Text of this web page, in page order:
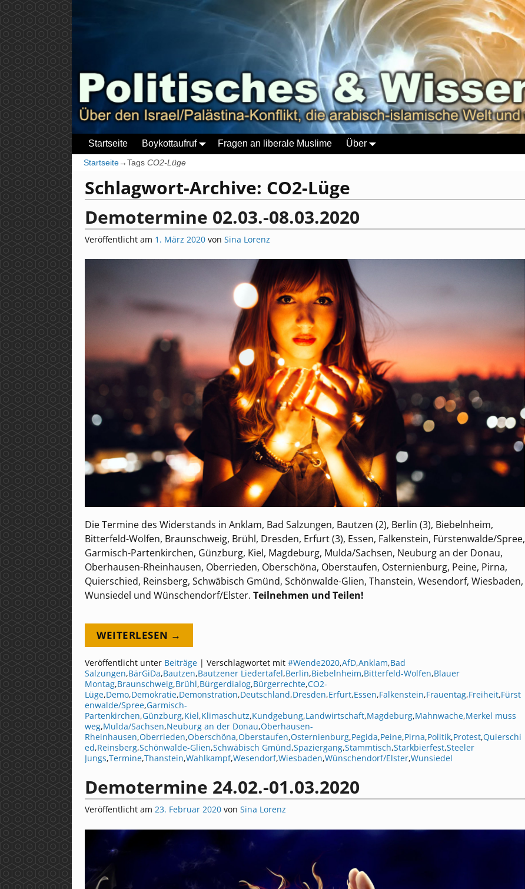
Startseite Boykottaufruf Fragen an liberale Muslime Über
Startseite→Tags CO2-Lüge
Schlagwort-Archive: CO2-Lüge
Demotermine 02.03.-08.03.2020
Veröffentlicht am 1. März 2020 von Sina Lorenz
Die Termine des Widerstands in Anklam, Bad Salzungen, Bautzen (2), Berlin (3), Biebelnheim,
Bitterfeld-Wolfen, Braunschweig, Brühl, Dresden, Erfurt (3), Essen, Falkenstein, Fürstenwalde/Spree,
Garmisch-Partenkirchen, Günzburg, Kiel, Magdeburg, Mulda/Sachsen, Neuburg an der Donau,
Oberhausen-Rheinhausen, Oberrieden, Oberschöna, Oberstaufen, Osternienburg, Peine, Pirna,
Quierschied, Reinsberg, Schwäbisch Gmünd, Schönwalde-Glien, Thanstein, Wesendorf, Wiesbaden,
Wunsiedel und Wünschendorf/Elster. Teilnehmen und Teilen!
WEITERLESEN →
Veröffentlicht unter Beiträge | Verschlagwortet mit #Wende2020,AfD,Anklam,Bad
Salzungen,BärGiDa,Bautzen,Bautzener Liedertafel,Berlin,Biebelnheim,Bitterfeld-Wolfen,Blauer
Montag,Braunschweig,Brühl,Bürgerdialog,Bürgerrechte,CO2-
Lüge,Demo,Demokratie,Demonstration,Deutschland,Dresden,Erfurt,Essen,Falkenstein,Frauentag,Freiheit,Fürst
enwalde/Spree,Garmisch-
Partenkirchen,Günzburg,Kiel,Klimaschutz,Kundgebung,Landwirtschaft,Magdeburg,Mahnwache,Merkel muss
weg,Mulda/Sachsen,Neuburg an der Donau,Oberhausen-
Rheinhausen,Oberrieden,Oberschöna,Oberstaufen,Osternienburg,Pegida,Peine,Pirna,Politik,Protest,Quierschi
ed,Reinsberg,Schönwalde-Glien,Schwäbisch Gmünd,Spaziergang,Stammtisch,Starkbierfest,Steeler
Jungs,Termine,Thanstein,Wahlkampf,Wesendorf,Wiesbaden,Wünschendorf/Elster,Wunsiedel
Demotermine 24.02.-01.03.2020
Veröffentlicht am 23. Februar 2020 von Sina Lorenz